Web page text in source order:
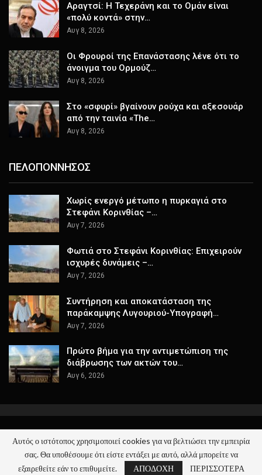
Αραγτσί: Η Τεχεράνη και το Ομάν είναι
«πολύ κοντά» στην…
Αυγ 8, 2026
Οι Φρουροί της Επανάστασης λένε ότι το
άνοιγμα του Ορμούζ…
Αυγ 8, 2026
Στο «σφυρί» βγαίνουν ρούχα και αξεσουάρ
από την ταινία «The…
Αυγ 8, 2026
ΠΕΛΟΠΟΝΝΗΣΟΣ
Χωρίς ενεργό μέτωπο η πυρκαγιά στο
Στεφάνι Κορινθίας –…
Αυγ 7, 2026
Φωτιά στο Στεφάνι Κορινθίας: Επιχειρούν
ισχυρές δυνάμεις –…
Αυγ 7, 2026
Συντήρηση και αποκατάσταση της
παράκαμψης Λυγουριού-Υπογραφή…
Αυγ 7, 2026
Πρώτο βήμα για την αντιμετώπιση της
διάβρωσης των ακτών του…
Αυγ 6, 2026
© 2026 - ΚΕΡΑΙΑ - Όλα τα Νέα. All Rights Reserved.
Website Design:keraia.gr
Αυτός ο ιστότοπος χρησιμοποιεί cookies για να βελτιώσει την εμπειρία
σας. Θα υποθέσουμε ότι είστε εντάξει με αυτό, αλλά μπορείτε να
εξαιρεθείτε εάν το επιθυμείτε.
ΑΠΟΔΟΧΗ ΠΕΡΙΣΣΟΤΕΡΑ